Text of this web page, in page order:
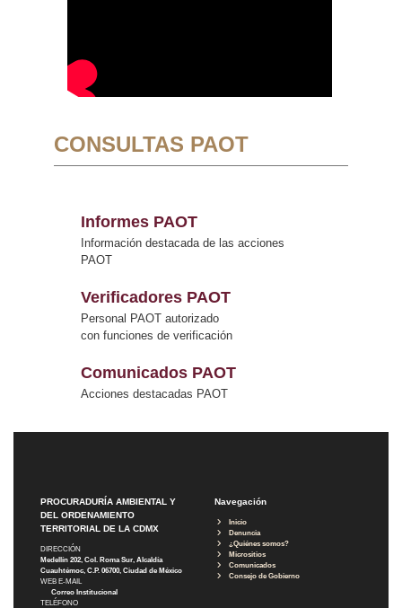
CONSULTAS PAOT
Informes PAOT
Información destacada de las acciones
PAOT
Verificadores PAOT
Personal PAOT autorizado
con funciones de verificación
Comunicados PAOT
Acciones destacadas PAOT
PROCURADURÍA AMBIENTAL Y
DEL ORDENAMIENTO
TERRITORIAL DE LA CDMX
DIRECCIÓN
Medellín 202, Col. Roma Sur, Alcaldía
Cuauhtémoc, C.P. 06700, Ciudad de México
WEB E-MAIL
Correo Institucional
TELÉFONO
Navegación
Inicio
Denuncia
¿Quiénes somos?
Micrositios
Comunicados
Consejo de Gobierno